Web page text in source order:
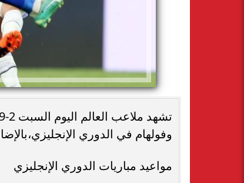
وفولهام في الدوري
مواعيد مباريات الدوري الإنجليزي